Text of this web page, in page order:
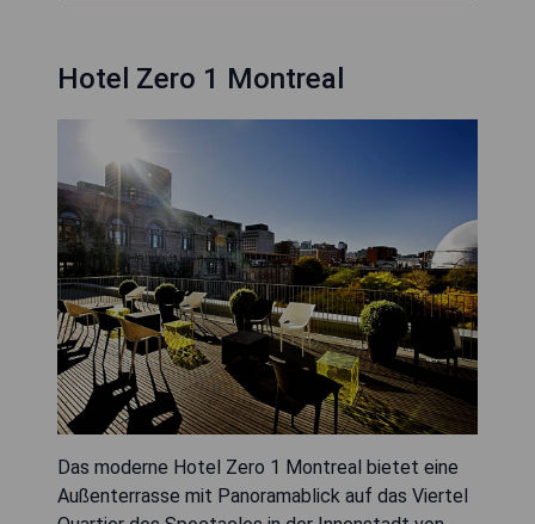
Hotel Zero 1 Montreal
Das moderne Hotel Zero 1 Montreal bietet eine
Außenterrasse mit Panoramablick auf das Viertel